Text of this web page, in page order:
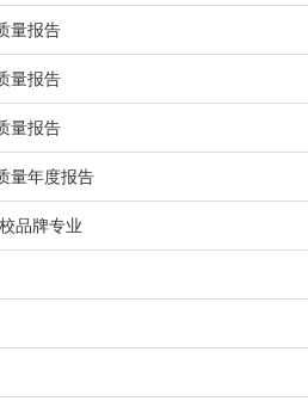
量报告
量报告
量报告
量年度报告
品牌专业